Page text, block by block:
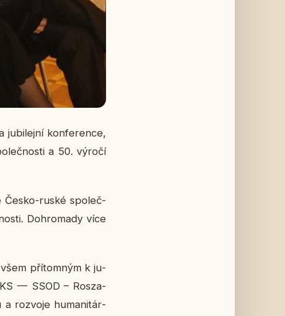
ju­bi­lej­ní kon­fe­ren­ce,
a 50. výročí
Česko-ruské spo­leč­
Do­hro­ma­dy více
všem pří­tom­ným k ju­
— SSOD – Ros­za­
a roz­vo­je hu­ma­ni­tár­